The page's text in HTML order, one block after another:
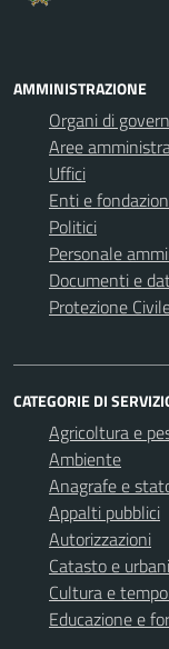
AMMINISTRAZIONE
Organi di
Aree
Uffici
Enti e
Politici
Personale
Documenti e
Protezione
CATEGORIE DI
Agricoltura e
Ambiente
Anagrafe e
Appalti pubblici
Autorizzazioni
Catasto e
Cultura e
Educazione e